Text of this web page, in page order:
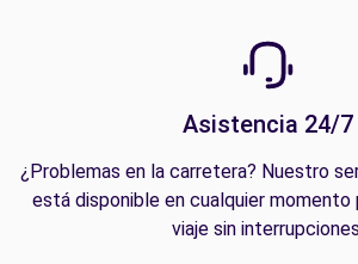
Asistencia 24/7
¿Problemas en la carretera? Nuestro
está disponible en cualquier momento
viaje sin